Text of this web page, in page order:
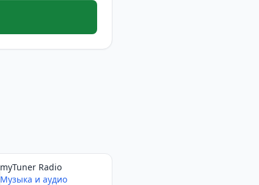
myTuner Radio
Музыка и аудио